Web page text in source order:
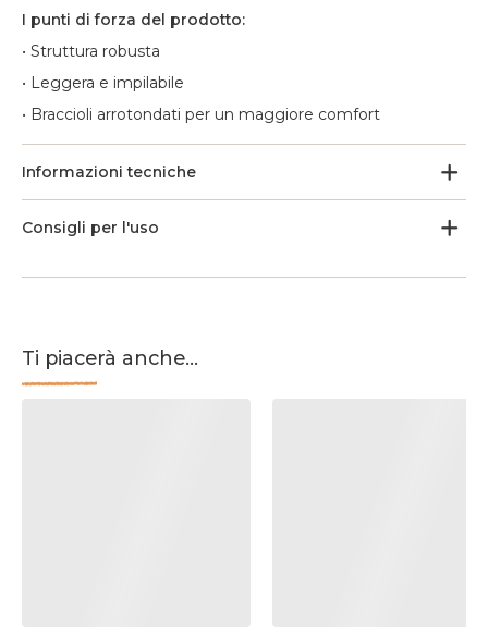
I punti di forza del prodotto:
• Struttura robusta
• Leggera e impilabile
• Braccioli arrotondati per un maggiore comfort
Informazioni tecniche
Consigli per l'uso
Ti piacerà anche...